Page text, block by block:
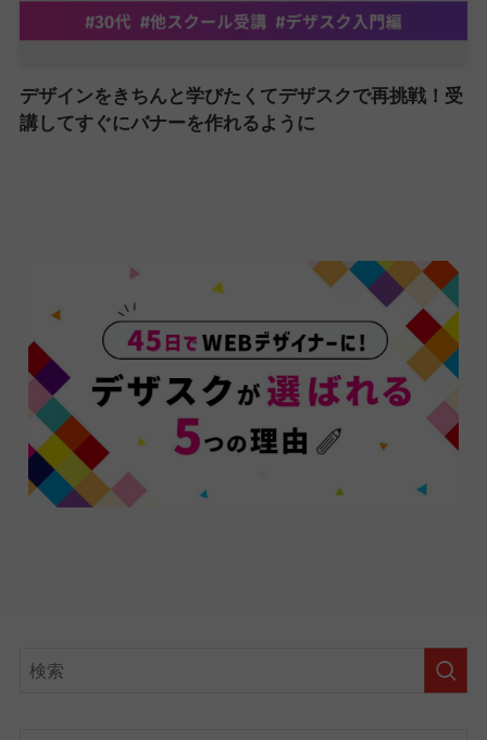
デザインをきちんと学びたくてデザスクで再挑戦！受
講してすぐにバナーを作れるように